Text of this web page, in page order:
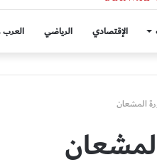
الإقتصادي الرياضي العرب
المشعان